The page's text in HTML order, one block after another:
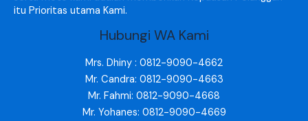
itu Prioritas utama Kami.
Hubungi WA Kami
Mrs. Dhiny : 0812-9090-4662
Mr. Candra: 0812-9090-4663
Mr. Fahmi: 0812-9090-4668
Mr. Yohanes: 0812-9090-4669